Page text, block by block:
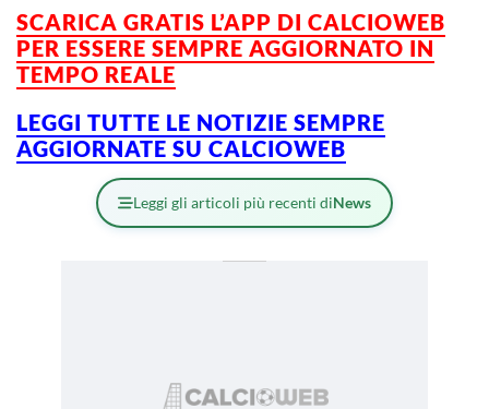
SCARICA GRATIS L’APP DI CALCIOWEB
PER ESSERE SEMPRE AGGIORNATO IN
TEMPO REALE
LEGGI TUTTE LE NOTIZIE SEMPRE
AGGIORNATE SU CALCIOWEB
Leggi gli articoli più recenti diNews